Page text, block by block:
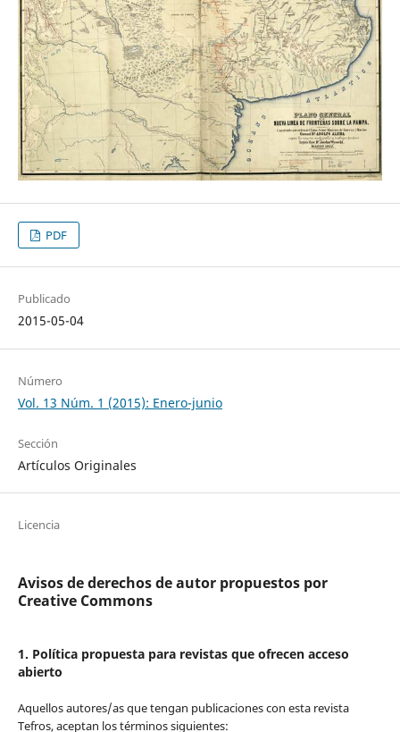
PDF
Publicado
2015-05-04
Número
Vol. 13 Núm. 1 (2015): Enero-junio
Sección
Artículos Originales
Licencia
Avisos de derechos de autor propuestos por
Creative Commons
1. Política propuesta para revistas que ofrecen acceso
abierto
Aquellos autores/as que tengan publicaciones con esta revista
Tefros, aceptan los términos siguientes: